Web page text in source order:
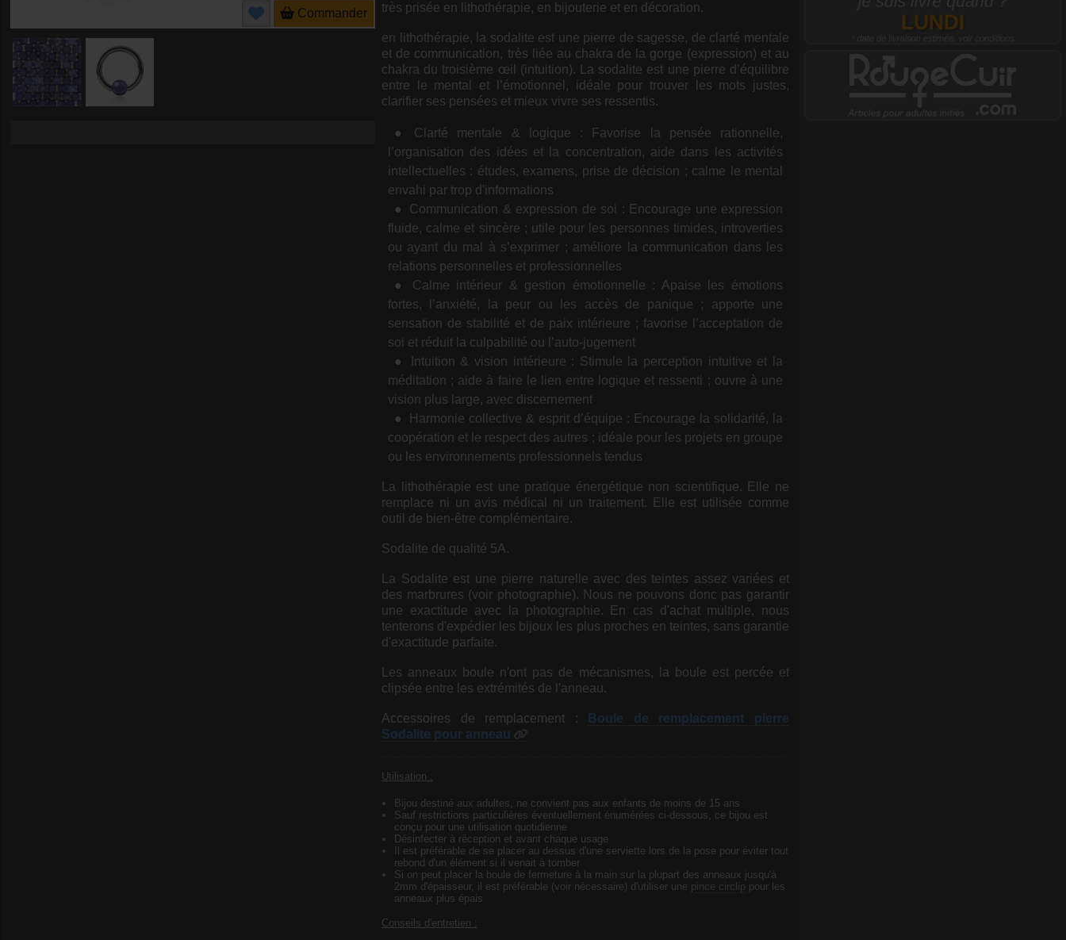
Commander
très prisée en lithothérapie, en bijouterie et en décoration.
en lithothérapie, la sodalite est une pierre de sagesse, de clarté mentale
et de communication, très liée au chakra de la gorge (expression) et au
chakra du troisième œil (intuition). La sodalite est une pierre d’équilibre
entre le mental et l’émotionnel, idéale pour trouver les mots justes,
clarifier ses pensées et mieux vivre ses ressentis.
Clarté mentale & logique : Favorise la pensée rationnelle,
l’organisation des idées et la concentration, aide dans les activités
intellectuelles : études, examens, prise de décision ; calme le mental
envahi par trop d'informations
Communication & expression de soi : Encourage une expression
fluide, calme et sincère ; utile pour les personnes timides, introverties
ou ayant du mal à s’exprimer ; améliore la communication dans les
relations personnelles et professionnelles
Calme intérieur & gestion émotionnelle : Apaise les émotions
fortes, l’anxiété, la peur ou les accès de panique ; apporte une
sensation de stabilité et de paix intérieure ; favorise l’acceptation de
soi et réduit la culpabilité ou l’auto-jugement
Intuition & vision intérieure : Stimule la perception intuitive et la
méditation ; aide à faire le lien entre logique et ressenti ; ouvre à une
vision plus large, avec discernement
Harmonie collective & esprit d’équipe : Encourage la solidarité, la
coopération et le respect des autres ; idéale pour les projets en groupe
ou les environnements professionnels tendus
La lithothérapie est une pratique énergétique non scientifique. Elle ne
remplace ni un avis médical ni un traitement. Elle est utilisée comme
outil de bien-être complémentaire.
Sodalite de qualité 5A.
La Sodalite est une pierre naturelle avec des teintes assez variées et
des marbrures (voir photographie). Nous ne pouvons donc pas garantir
une exactitude avec la photographie. En cas d'achat multiple, nous
tenterons d'expédier les bijoux les plus proches en teintes, sans garantie
d'exactitude parfaite.
Les anneaux boule n'ont pas de mécanismes, la boule est percée et
clipsée entre les extrémités de l'anneau.
Accessoires de remplacement :
Boule de remplacement pierre
Sodalite pour anneau
Utilisation :
Bijou destiné aux adultes, ne convient pas aux enfants de moins de 15 ans
Sauf restrictions particulières éventuellement énumérées ci-dessous, ce bijou est
conçu pour une utilisation quotidienne
Désinfecter à réception et avant chaque usage
Il est préférable de se placer au dessus d'une serviette lors de la pose pour éviter tout
rebond d'un élément si il venait à tomber
Si on peut placer la boule de fermeture à la main sur la plupart des anneaux jusqu'à
2mm d'épaisseur, il est préférable (voir nécessaire) d'utiliser une pince circlip pour les
anneaux plus épais
Conseils d'entretien :